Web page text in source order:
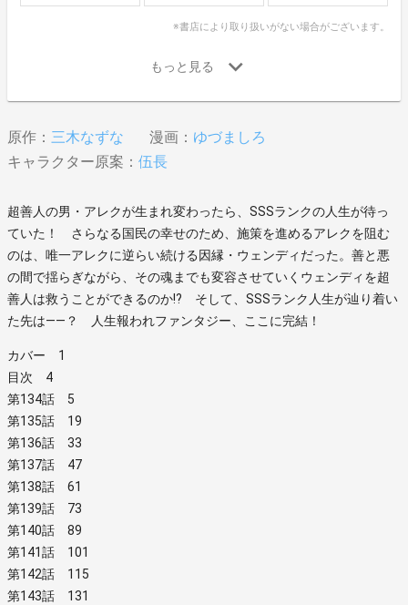
※書店により取り扱いがない場合がございます。
原作： 三木なずな 漫画： ゆづましろ
キャラクター原案： 伍長
超善人の男・アレクが生まれ変わったら、SSSランクの人生が待っ
ていた！ さらなる国民の幸せのため、施策を進めるアレクを阻む
のは、唯一アレクに逆らい続ける因縁・ウェンディだった。善と悪
の間で揺らぎながら、その魂までも変容させていくウェンディを超
善人は救うことができるのか!? そして、SSSランク人生が辿り着い
た先は――？ 人生報われファンタジー、ここに完結！
カバー 1
目次 4
第134話 5
第135話 19
第136話 33
第137話 47
第138話 61
第139話 73
第140話 89
第141話 101
第142話 115
第143話 131